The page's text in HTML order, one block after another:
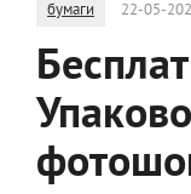
бумаги 22-05-